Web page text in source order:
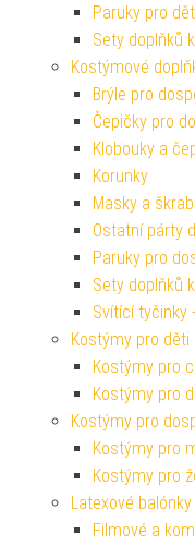
Paruky pro
Sety doplňků
Kostýmové
Brýle pro
Čepičky pro
Klobouky a
Korunky
Masky a
Ostatní párty
Paruky pro
Sety doplňků
Svítící tyčinky
Kostýmy pro děti
Kostýmy pro
Kostýmy pro
Kostýmy pro
Kostýmy pro
Kostýmy pro
Latexové balónky
Filmové a